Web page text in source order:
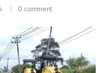
0 comment